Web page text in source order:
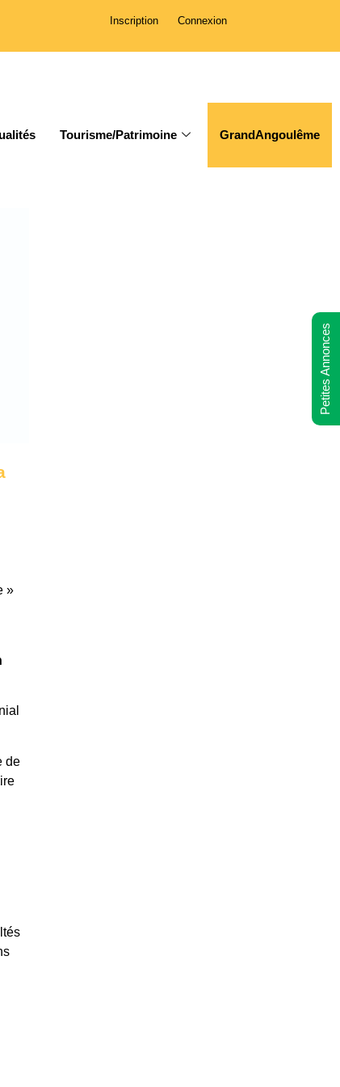
Inscription Connexion
Tourisme/Patrimoine GrandAngoulême
»
de
Petites Annonces